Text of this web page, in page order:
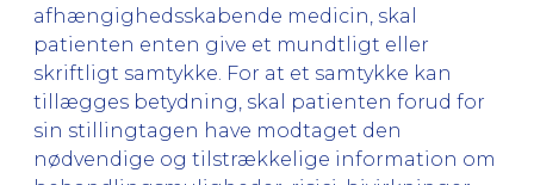
afhængighedsskabende medicin, skal
patienten enten give et mundtligt eller
skriftligt samtykke. For at et samtykke kan
tillægges betydning, skal patienten forud for
sin stillingtagen have modtaget den
nødvendige og tilstrækkelige information om